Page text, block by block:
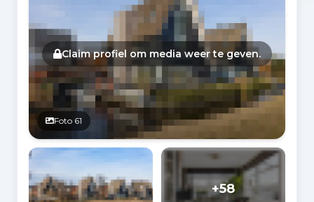
Foto 61
Claim profiel om media weer te geven.
+58